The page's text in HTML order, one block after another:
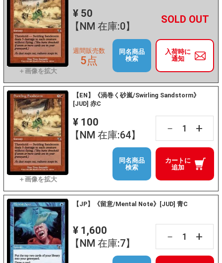
¥ 50
【NM 在庫:0】
－ +
入荷時に
通知
週間販売数
5点
同名商品
検索
【EN】《渦巻く砂嵐/Swirling Sandstorm》
[JUD] 赤C
¥ 100
【NM 在庫:64】
－ +
カートに
追加
同名商品
検索
【JP】《留意/Mental Note》[JUD] 青C
¥ 1,600
【NM 在庫:7】
－ +